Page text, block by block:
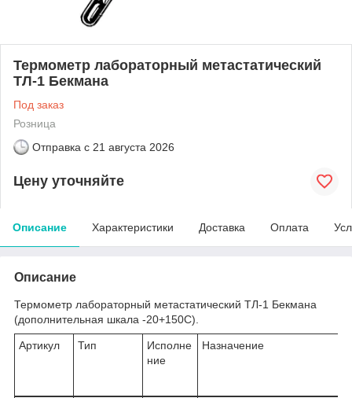
Термометр лабораторный метастатический
ТЛ-1 Бекмана
Под заказ
Розница
Отправка с 21 августа 2026
Цену уточняйте
Описание Характеристики Доставка Оплата
Описание
Термометр лабораторный метастатический ТЛ-1 Бекмана
(дополнительная шкала -20+150С).
Артикул Тип
Исполне
ние
Назначение